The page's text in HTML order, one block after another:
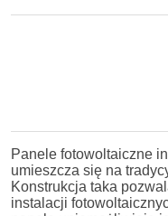
Panele fotowoltaiczne
umieszcza się na
Konstrukcja taka
instalacji